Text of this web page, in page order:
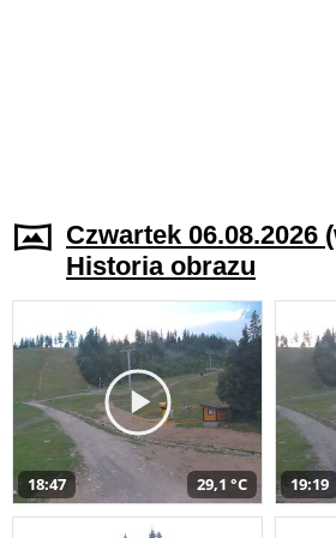
Czwartek 06.08.2026
Historia obrazu
18:47 29,1 °C 19:19